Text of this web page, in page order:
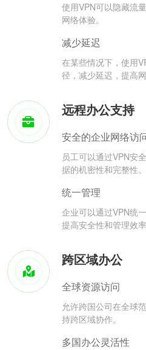
使用VPN可以隐藏流
网络体验。
减少延迟
在某些情况下，使用
径，减少延迟，提高网
远程办公支持
安全的企业网络访
员工可以通过VPN安
据的机密性和完整性。
统一管理
企业可以通过VPN统
提高安全性和管理效率
跨区域办公
全球资源访问
允许跨国公司在全球
持跨区域协作。
多国办公灵活性